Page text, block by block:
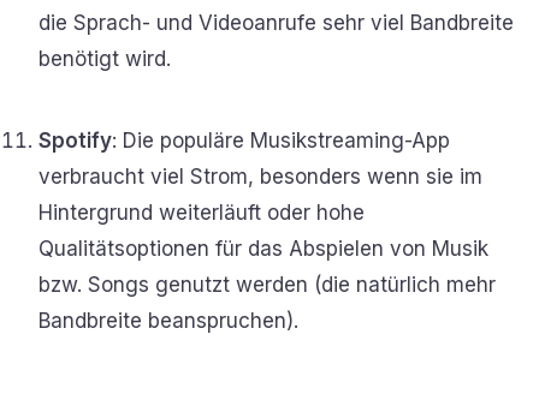
die Sprach- und Videoanrufe sehr viel Bandbreite
benötigt wird.
Spotify: Die populäre Musikstreaming-App
verbraucht viel Strom, besonders wenn sie im
Hintergrund weiterläuft oder hohe
Qualitätsoptionen für das Abspielen von Musik
bzw. Songs genutzt werden (die natürlich mehr
Bandbreite beanspruchen).